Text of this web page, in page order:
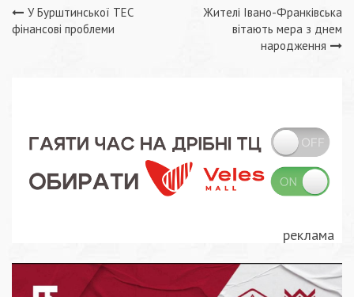
Навігація
У Бурштинської ТЕС
фінансові проблеми
Жителі Івано-Франківська
вітають мера з днем
народження